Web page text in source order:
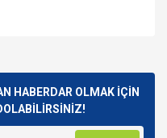
görüntülenemiyor.
HABERDAR OLMAK İÇİN